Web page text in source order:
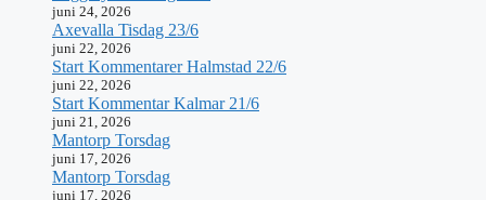
juni 24, 2026
Axevalla Tisdag 23/6
juni 22, 2026
Start Kommentarer Halmstad 22/6
juni 22, 2026
Start Kommentar Kalmar 21/6
juni 21, 2026
Mantorp Torsdag
juni 17, 2026
Mantorp Torsdag
juni 17, 2026